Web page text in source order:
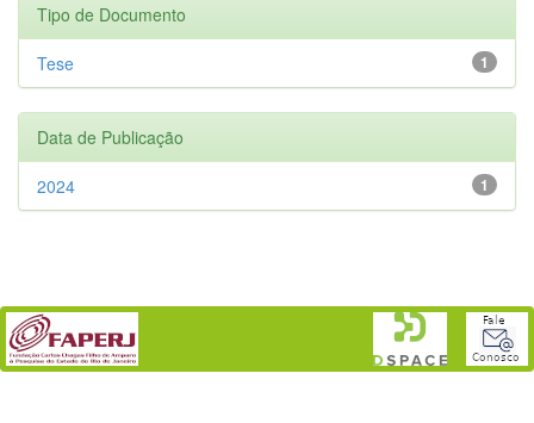
Tipo de Documento
1
Tese
Data de Publicação
1
2024